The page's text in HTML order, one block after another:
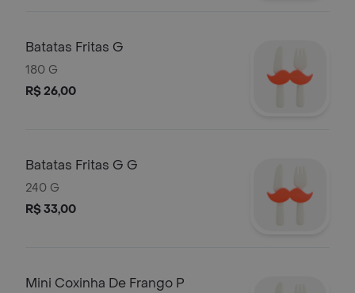
Batatas Fritas G
180 G
R$ 26,00
Batatas Fritas G G
240 G
R$ 33,00
Mini Coxinha De Frango P